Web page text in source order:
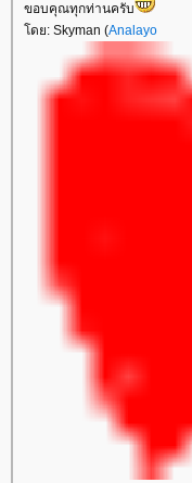
ขอบคุณทุกท่านครับ
ดย: Skyman (Analayo